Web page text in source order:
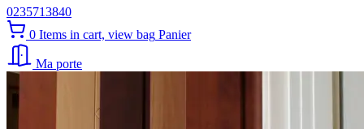
0235713840
0 Items in cart, view bag Panier
Ma porte